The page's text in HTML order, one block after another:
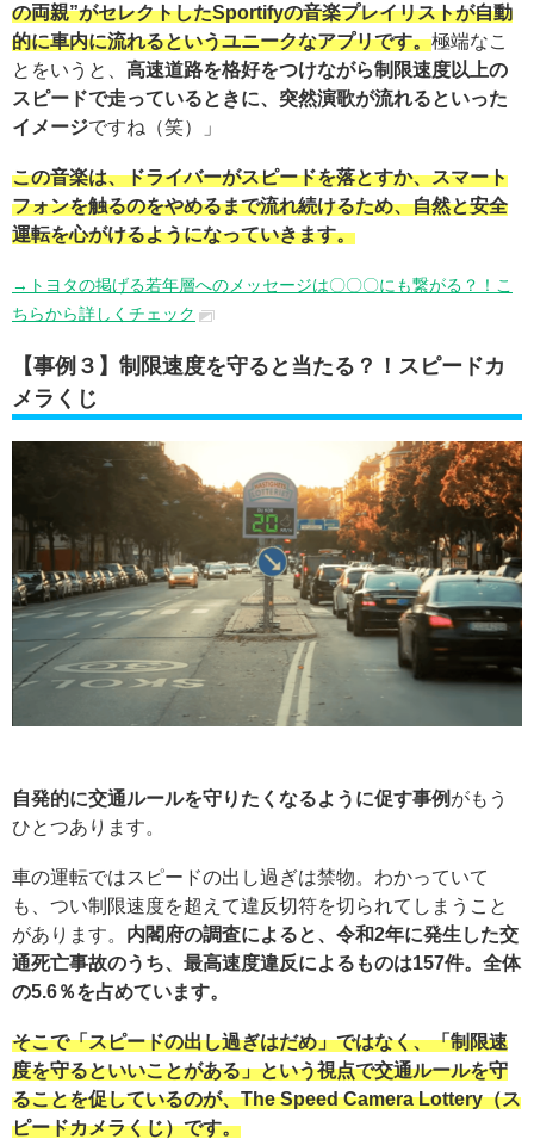
の両親”がセレクトしたSportifyの音楽プレイリストが自動
的に車内に流れるというユニークなアプリです。極端なこ
とをいうと、 高速道路を格好をつけながら制限速度以上の
スピードで走っているときに、突然演歌が流れるといった
イメージですね（笑）」
この音楽は、ドライバーがスピードを落とすか、スマート
フォンを触るのをやめるまで流れ続けるため、自然と安全
運転を心がけるようになっていきます。
→トヨタの掲げる若年層へのメッセージは〇〇〇にも繋がる？！こ
ちらから詳しくチェック
【事例３】制限速度を守ると当たる？！スピードカ
メラくじ
自発的に交通ルールを守りたくなるように促す事例 がもう
ひとつあります。
車の運転ではスピードの出し過ぎは禁物。わかっていて
も、つい制限速度を超えて違反切符を切られてしまうこと
があります。 内閣府の調査によると、令和2年に発生した交
通死亡事故のうち、最高速度違反によるものは157件。全体
の5.6％を占めています。
そこで「スピードの出し過ぎはだめ」ではなく、「制限速
度を守るといいことがある」という視点で交通ルールを守
ることを促しているのが、The Speed Camera Lottery（ス
ピードカメラくじ）です。